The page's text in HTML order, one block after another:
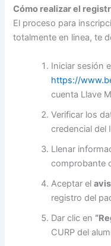
Cómo realizar el
El proceso para
totalmente en linea, te
Iniciar sesión
https://
cuenta Llave
Verificar los
credencial del
Llenar
comprobante
Aceptar el
registro del
Dar clic en
CURP del